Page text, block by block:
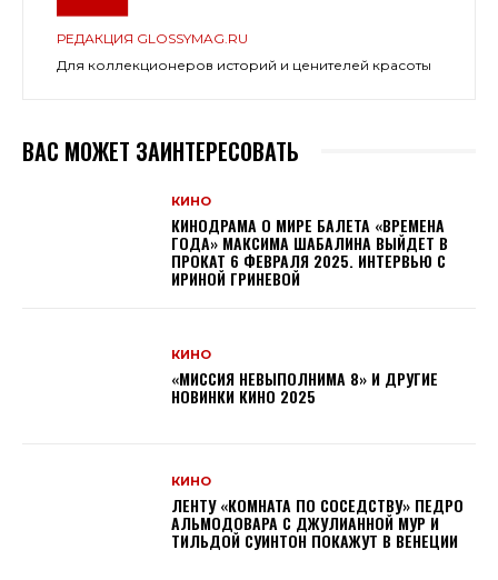
РЕДАКЦИЯ GLOSSYMAG.RU
Для коллекционеров историй и ценителей красоты
ВАС МОЖЕТ ЗАИНТЕРЕСОВАТЬ
КИНО
КИНОДРАМА О МИРЕ БАЛЕТА «ВРЕМЕНА
ГОДА» МАКСИМА ШАБАЛИНА ВЫЙДЕТ В
ПРОКАТ 6 ФЕВРАЛЯ 2025. ИНТЕРВЬЮ С
ИРИНОЙ ГРИНЕВОЙ
КИНО
«МИССИЯ НЕВЫПОЛНИМА 8» И ДРУГИЕ
НОВИНКИ КИНО 2025
КИНО
ЛЕНТУ «КОМНАТА ПО СОСЕДСТВУ» ПЕДРО
АЛЬМОДОВАРА С ДЖУЛИАННОЙ МУР И
ТИЛЬДОЙ СУИНТОН ПОКАЖУТ В ВЕНЕЦИИ